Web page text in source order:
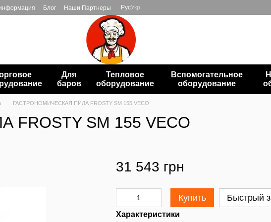
Блог Наши Партнеры РусУкр
Для
баров
Тепловое
оборудование
Вспомогательное
оборудование
ГАСТРОНОМИЧЕСКАЯ ПИЛА FROSTY SM 155 VECO
SM 155 VECO
31 543 грн
Купить Быстрый
Характеристики